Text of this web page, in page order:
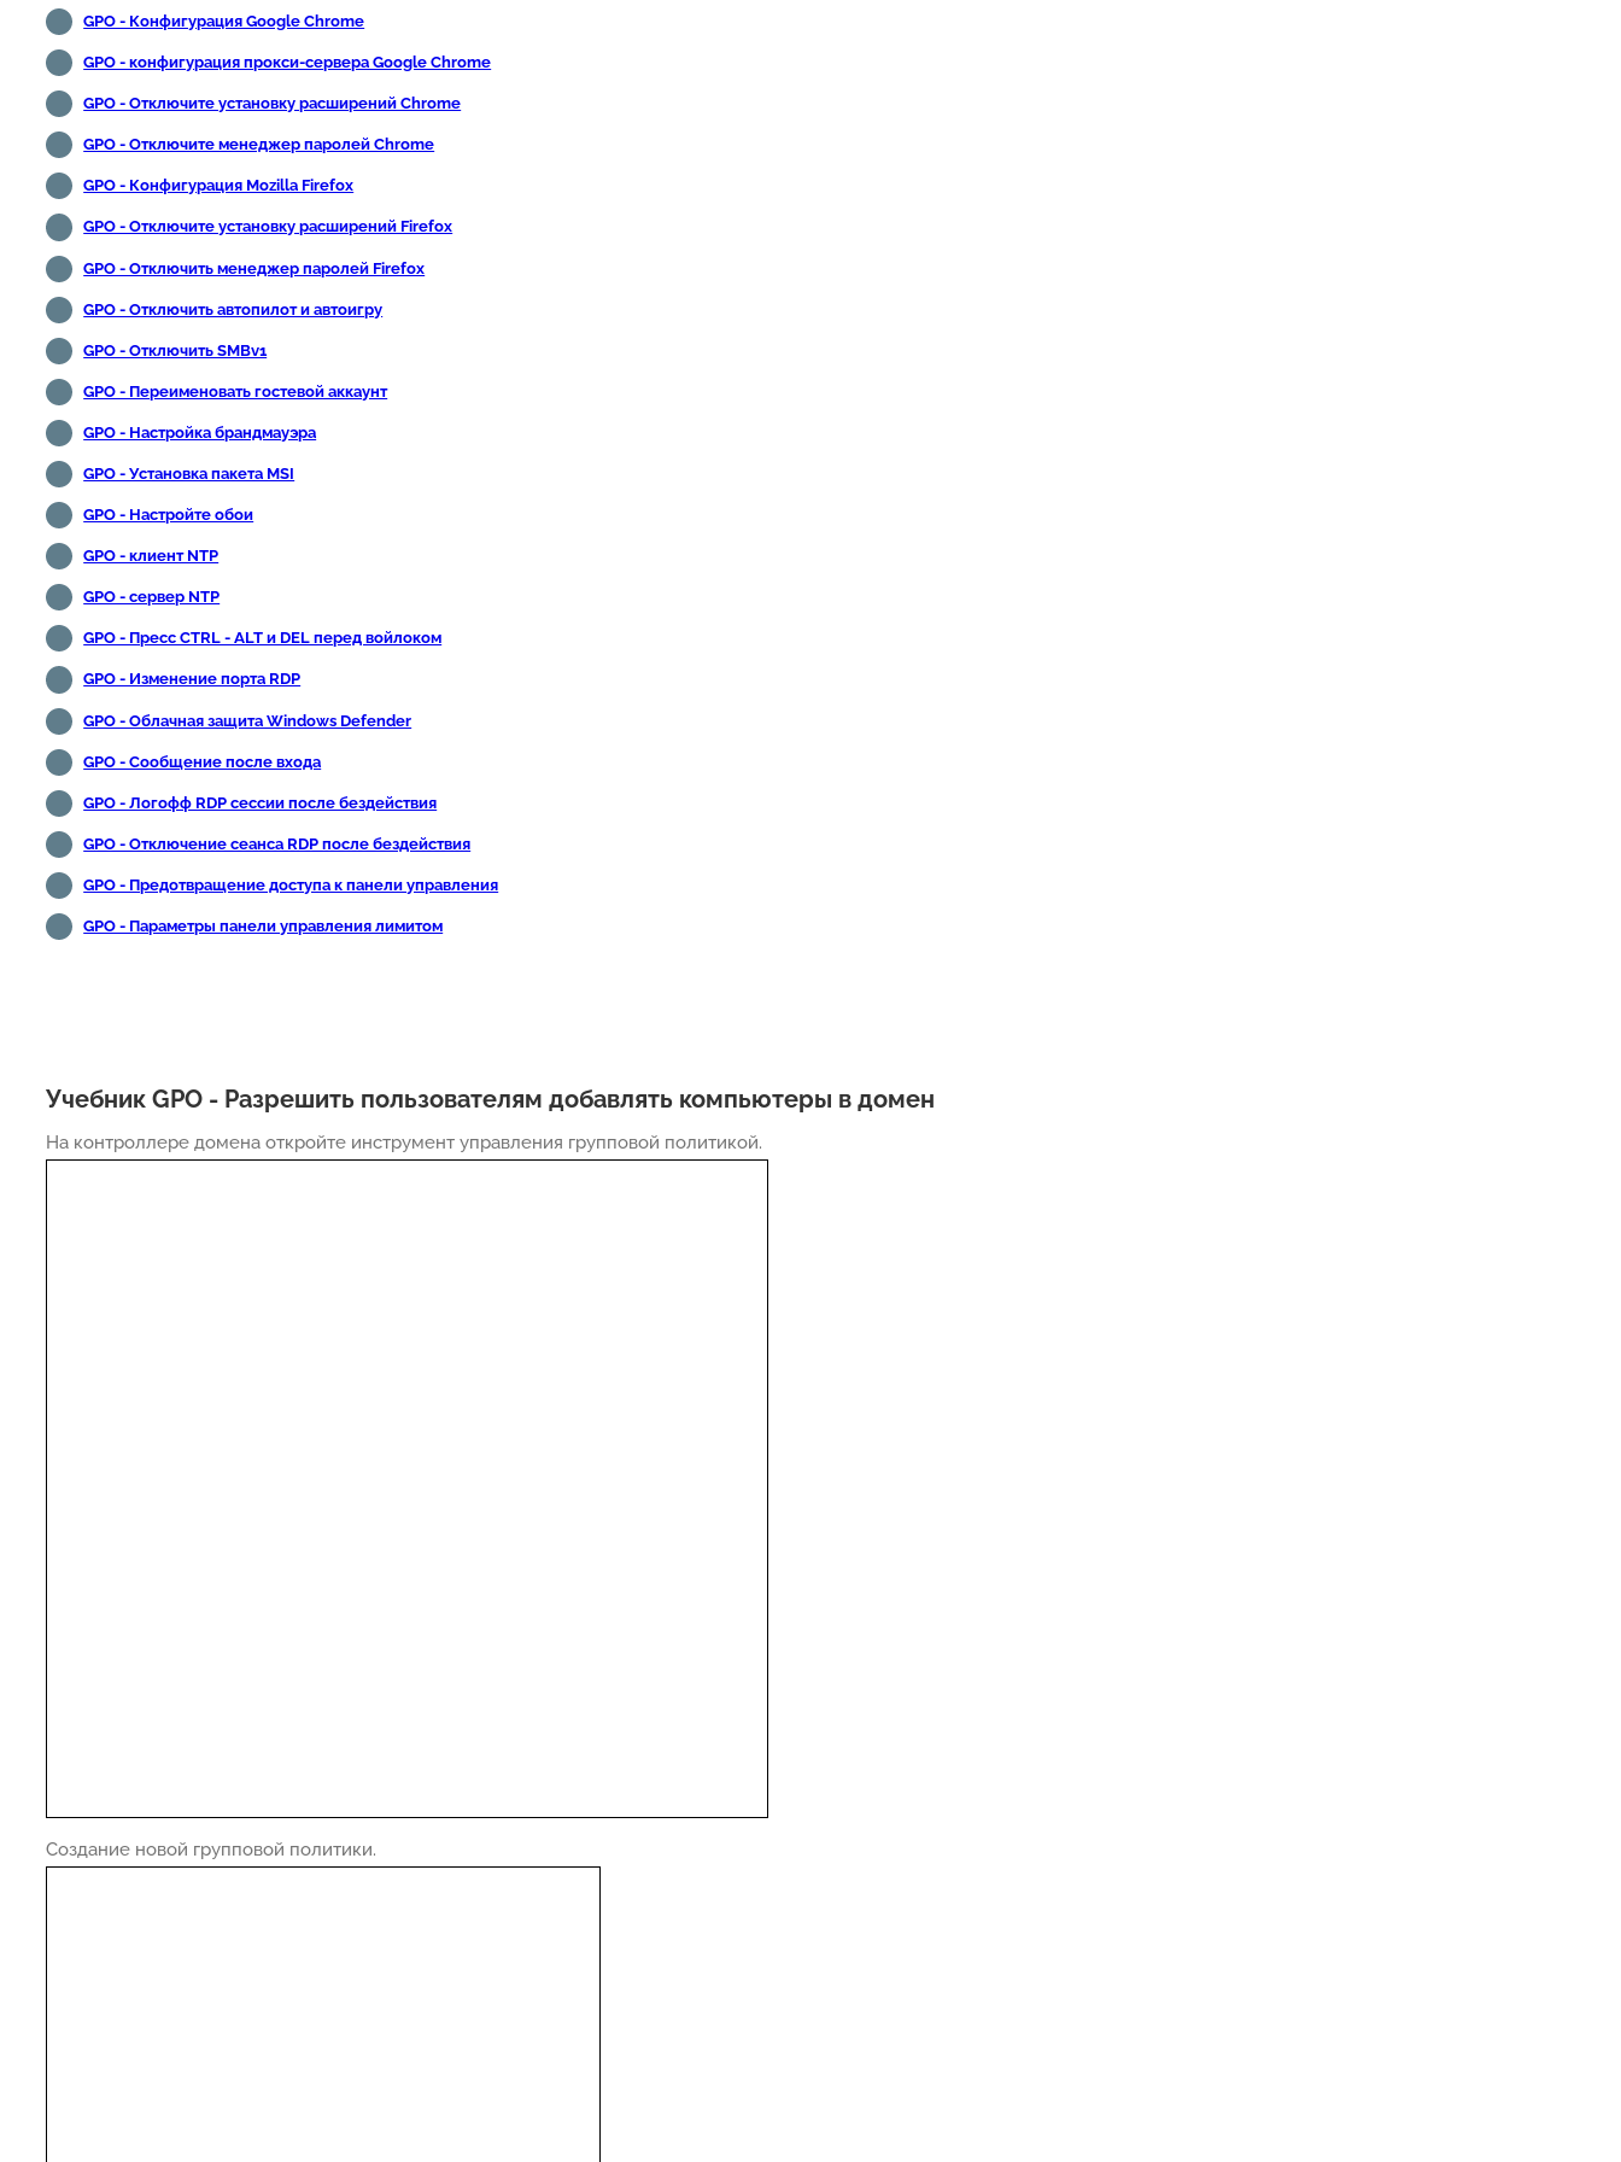
GPO - Конфигурация Google Chrome
GPO - конфигурация прокси-сервера Google Chrome
GPO - Отключите установку расширений Chrome
GPO - Отключите менеджер паролей Chrome
GPO - Конфигурация Mozilla Firefox
GPO - Отключите установку расширений Firefox
GPO - Отключить менеджер паролей Firefox
GPO - Отключить автопилот и автоигру
GPO - Отключить SMBv1
GPO - Переименовать гостевой аккаунт
GPO - Настройка брандмауэра
GPO - Установка пакета MSI
GPO - Настройте обои
GPO - клиент NTP
GPO - сервер NTP
GPO - Пресс CTRL - ALT и DEL перед войлоком
GPO - Изменение порта RDP
GPO - Облачная защита Windows Defender
GPO - Сообщение после входа
GPO - Логофф RDP сессии после бездействия
GPO - Отключение сеанса RDP после бездействия
GPO - Предотвращение доступа к панели управления
GPO - Параметры панели управления лимитом
Учебник GPO - Разрешить пользователям добавлять компьютеры в домен
На контроллере домена откройте инструмент управления групповой политикой.
Создание новой групповой политики.